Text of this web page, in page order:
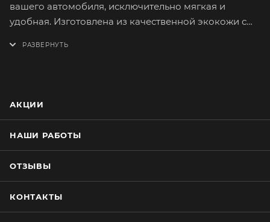
вашего автомобиля, исключительно мягкая и
удобная. Изготовлена из качественной экокожи с
АКЦИИ
НАШИ РАБОТЫ
ОТЗЫВЫ
КОНТАКТЫ